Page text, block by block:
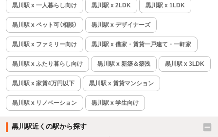
黒川駅 x 一人暮らし向け 黒川駅 x 2LDK 黒川駅 x 1LDK
黒川駅 x ペット可（相談） 黒川駅 x デザイナーズ
黒川駅 x ファミリー向け 黒川駅 x 借家・賃貸一戸建て・一軒家
黒川駅 x ふたり暮らし向け 黒川駅 x 新築＆築浅 黒川駅 x 3LDK
黒川駅 x 家賃4万円以下 黒川駅 x 賃貸マンション
黒川駅 x リノベーション 黒川駅 x 学生向け
黒川駅近くの駅から探す